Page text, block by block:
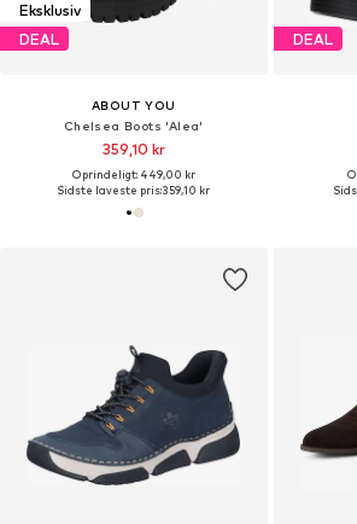
Eksklusiv
DEAL
ABOUT YOU
Chelsea Boots 'Alea'
359,10 kr
Oprindeligt: 449,00 kr
Sidste laveste pris:359,10 kr
DEAL